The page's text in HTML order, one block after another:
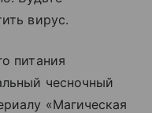
вирус.
питания
чесночный
«Магическая